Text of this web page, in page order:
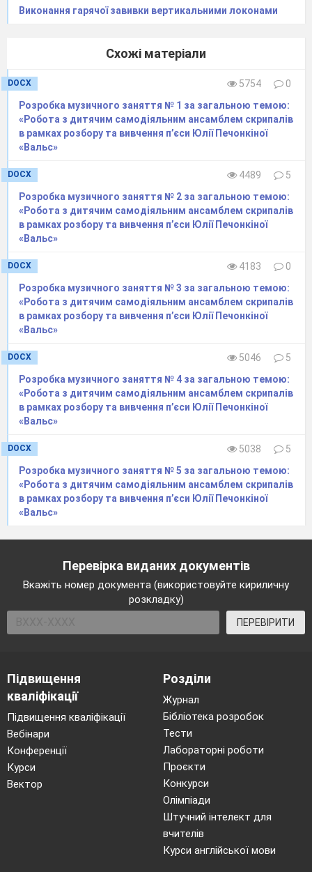
ми будемо супроводжувать
і «Браво!» їм гукать.
таланти нам на сцені показати.
Ми виступ конкурсантів починаєм
у номінації«Комедія»
З'являється муза драми Мельпомена
Мельпомена.
Незнані досі задуми Творця,
Що є в театрі цьому режисером.
Приходьте — там завжди відкриті двері!
Театр чекає нового гравця…
Ведуча:
Продовжуємо виступи наших
конкурсантів у номінації«Драма»
Виступи колективів- учасників.
З'являється муза мюзиклу Терпсихора.
Терпсихора.
Так хочеться квітів, овацій і «браво!»
І довгих років безумовної слави.
Тож переходимо до третього розділу –
«Мюзикл»
Виступи колективів-учасників.
Терпсихора:
Усьому в світі є початок і
кінець,
І виступи завершено останні,
Тож просимо, шановане журі,
вас завітати до дорадчої кімнати
Щоб підсумки підвести
Виконання гарячої завивки вертикальними локонами
Схожі матеріали
DOCX 5754
0
Розробка музичного заняття № 1 за загальною темою:
«Робота з дитячим самодіяльним ансамблем скрипалів
в рамках розбору та вивчення п’єси Юлії Печонкіної
«Вальс»
DOCX 4489
5
Розробка музичного заняття № 2 за загальною темою:
«Робота з дитячим самодіяльним ансамблем скрипалів
в рамках розбору та вивчення п’єси Юлії Печонкіної
«Вальс»
DOCX 4183
0
Розробка музичного заняття № 3 за загальною темою:
«Робота з дитячим самодіяльним ансамблем скрипалів
в рамках розбору та вивчення п’єси Юлії Печонкіної
«Вальс»
DOCX 5046
5
Розробка музичного заняття № 4 за загальною темою:
«Робота з дитячим самодіяльним ансамблем скрипалів
в рамках розбору та вивчення п’єси Юлії Печонкіної
«Вальс»
DOCX 5038
5
Розробка музичного заняття № 5 за загальною темою:
«Робота з дитячим самодіяльним ансамблем скрипалів
в рамках розбору та вивчення п’єси Юлії Печонкіної
«Вальс»
Перевірка виданих документів
Вкажіть номер документа (використовуйте кириличну
розкладку)
ПЕРЕВІРИТИ
Підвищення
кваліфікації
Підвищення кваліфікації
Вебінари
Конференції
Курси
Вектор
Розділи
Журнал
Бібліотека розробок
Тести
Лабораторні роботи
Проєкти
Конкурси
Олімпіади
Штучний інтелект для
вчителів
Курси англійської мови